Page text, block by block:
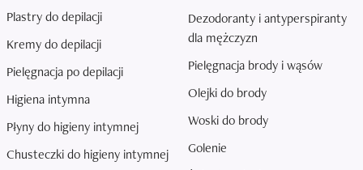
Plastry do depilacji
Kremy do depilacji
Pielęgnacja po depilacji
Higiena intymna
Płyny do higieny intymnej
Chusteczki do higieny intymnej
Dezodoranty i antyperspiranty
dla mężczyzn
Pielęgnacja brody i wąsów
Olejki do brody
Woski do brody
Golenie